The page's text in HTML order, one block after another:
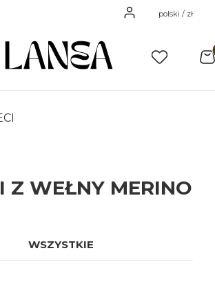
Zaloguj się
polski / zł
Ulubione
Z WEŁNY MERINO
WSZYSTKIE